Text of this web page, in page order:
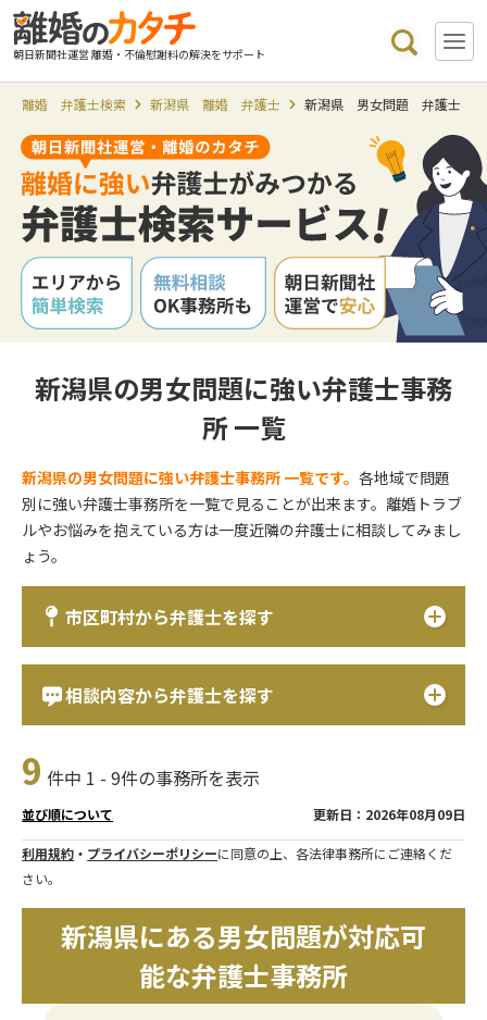
朝日新聞社運営 離婚・不倫慰謝料の解決をサポート
離婚 弁護士検索 新潟県 離婚 弁護士 新潟県 男女問題 弁護士
新潟県の男女問題に強い弁護士事務
所 一覧
新潟県の男女問題に強い弁護士事務所 一覧です。各地域で問題
別に強い弁護士事務所を一覧で見ることが出来ます。離婚トラブ
ルやお悩みを抱えている方は一度近隣の弁護士に相談してみまし
ょう。
市区町村から弁護士を探す
相談内容から弁護士を探す
9 件中 1 - 9件の事務所を表示
並び順について 更新日：2026年08月09日
利用規約 ・ プライバシーポリシーに同意の上、各法律事務所にご連絡くだ
さい。
新潟県にある男女問題が対応可
能な弁護士事務所